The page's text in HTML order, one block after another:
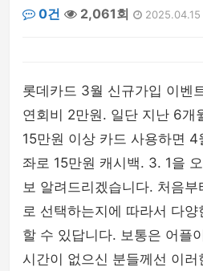
0건
2,061회
롯데카드 3월 신규가입 이벤
연회비 2만원. 일단 지난 6개
15만원 이상 카드 사용하면
좌로 15만원 캐시백. 3. 1을
보 알려드리겠습니다. 처음
로 선택하는지에 따라서 다
할 수 있답니다. 보통은 어플
시간이 없으신 분들께선 이